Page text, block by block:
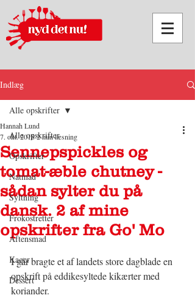
Indlæg
Alle opskrifter
Opskrifter
Natmad
Syltning
Frokostretter
Aftensmad
Kager
Dessert
Alle opskrifter
Sennepspickles og
tomat-æble chutney -
sådan sylter du på
dansk. 2 af mine
opskrifter fra Go' Mo
Hannah Lund
7. okt. 20182 min læsning
I går bragte et af landets store dagblade en
opskrift på eddikesyltede kikærter med
koriander.